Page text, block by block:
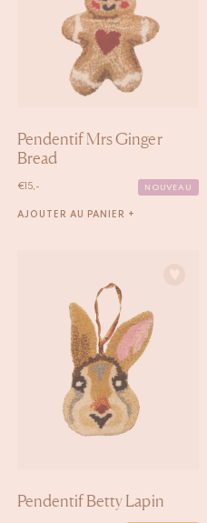
Pendentif Mrs Ginger
Bread
€ 15,- NOUVEAU
AJOUTER AU PANIER +
Pendentif Betty Lapin